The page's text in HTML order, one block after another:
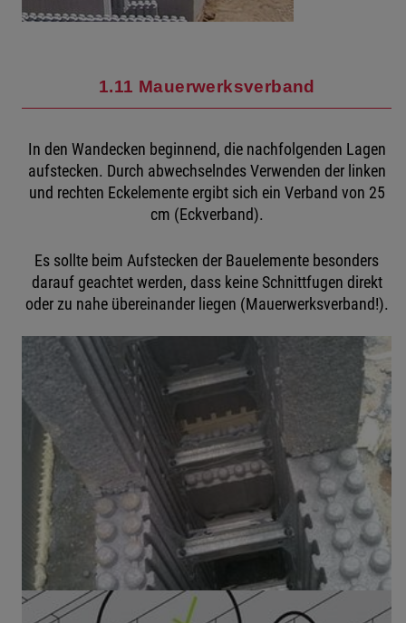
1.11 Mauerwerksverband
In den Wandecken beginnend, die nachfolgenden Lagen
aufstecken. Durch abwechselndes Verwenden der linken
und rechten Eckelemente ergibt sich ein Verband von 25
cm (Eckverband).
Es sollte beim Aufstecken der Bauelemente besonders
darauf geachtet werden, dass keine Schnittfugen direkt
oder zu nahe übereinander liegen (Mauerwerksverband!).